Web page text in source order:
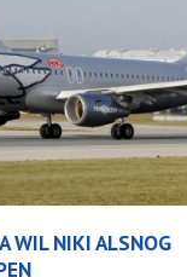
WIL NIKI ALSNOG